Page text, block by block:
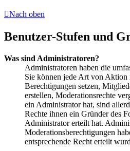
Nach oben
Benutzer-Stufen und
Was sind Administratoren?
Administratoren haben die
Sie können jede Art von
Berechtigungen setzen,
erstellen, Moderationsrechte
ein Administrator hat, sind
Rechte ihnen ein Gründer des
Administrator erteilt hat.
Moderationsberechtigungen
entsprechende Recht erteilt